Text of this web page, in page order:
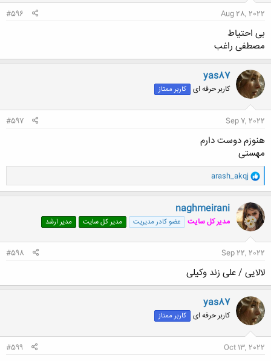
Aug 28, 2022
#596
بی احتیاط
مصطفی راغب
yas87
کاربر حرفه ای کاربر ممتاز
Sep 7, 2022
#597
هنوزم دوست دارم
مهستی
و
ا
ک
ن
ش
ه
ا
arash_akqj
naghmeirani
مدیر کل سایت عضو کادر مدیریت مدیر کل سایت مدیر ارشد
Sep 22, 2022
#598
لالایی / علی زند وکیلی
yas87
کاربر حرفه ای کاربر ممتاز
Oct 13, 2022
#599